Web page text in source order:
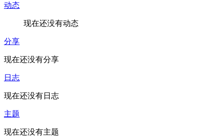
动态
现在还没有动态
分享
现在还没有分享
日志
现在还没有日志
主题
现在还没有主题